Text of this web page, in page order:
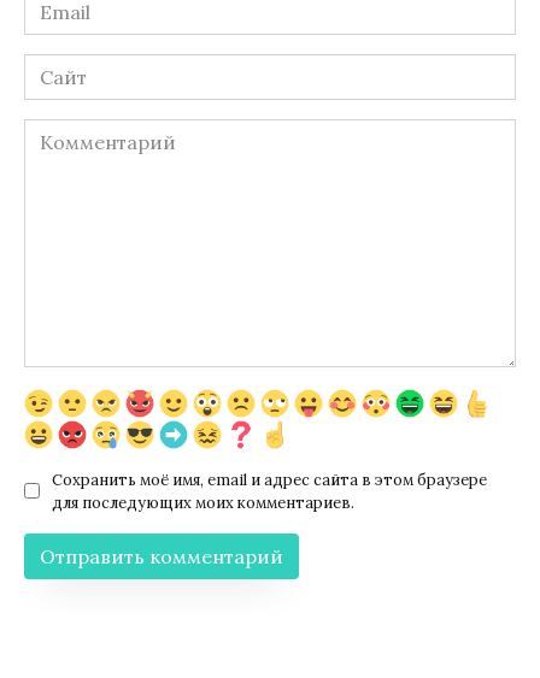
*
Сайт
Комментарий
Сохранить моё имя, email и адрес сайта в этом браузере
для последующих моих комментариев.